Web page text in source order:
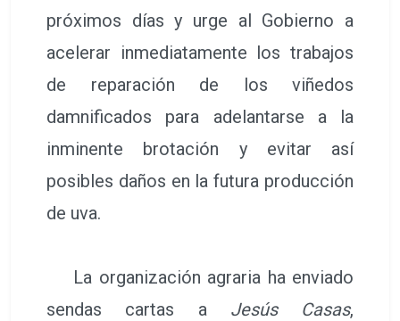
próximos días y urge al Gobierno a
acelerar inmediatamente los trabajos
de reparación de los viñedos
damnificados para adelantarse a la
inminente brotación y evitar así
posibles daños en la futura producción
de uva.
La organización agraria ha enviado
sendas cartas aJesús Casas,